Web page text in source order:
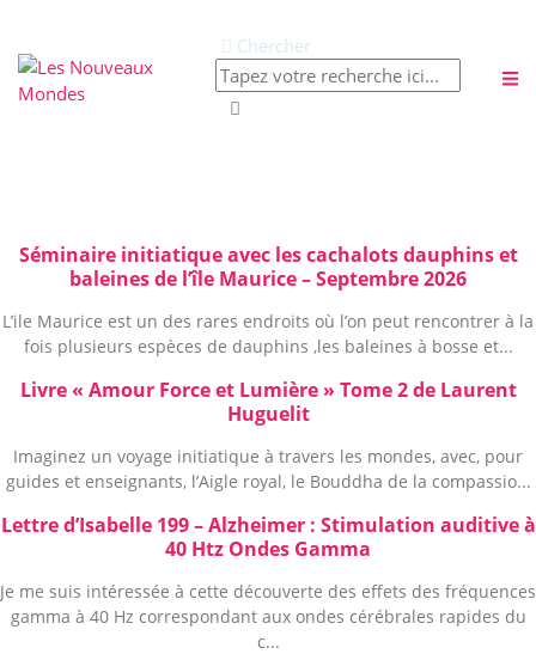
Abonnez-vous à
notre newsletter
Chercher
Séminaire initiatique avec les cachalots dauphins et
baleines de l’île Maurice – Septembre 2026
L’ile Maurice est un des rares endroits où l’on peut rencontrer à la
fois plusieurs espèces de dauphins ,les baleines à bosse et...
Livre « Amour Force et Lumière » Tome 2 de Laurent
Huguelit
Imaginez un voyage initiatique à travers les mondes, avec, pour
guides et enseignants, l’Aigle royal, le Bouddha de la compassio...
Lettre d’Isabelle 199 – Alzheimer : Stimulation auditive à
40 Htz Ondes Gamma
Je me suis intéressée à cette découverte des effets des fréquences
gamma à 40 Hz correspondant aux ondes cérébrales rapides du
c...